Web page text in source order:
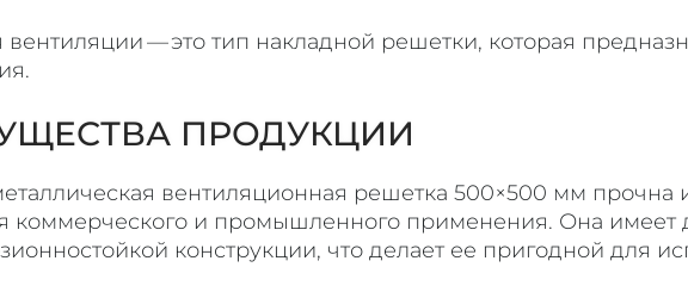
— это тип накладной решетки, которая
ПРОДУКЦИИ
вентиляционная решетка 500×500 мм прочна
коммерческого и промышленного применения. Она имеет
конструкции, что делает ее пригодной для